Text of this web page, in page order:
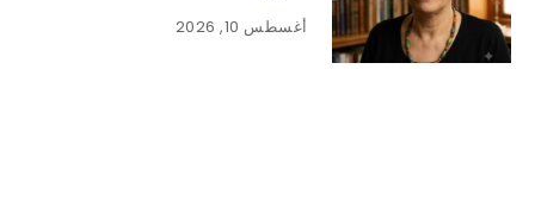
أغسطس 10, 2026